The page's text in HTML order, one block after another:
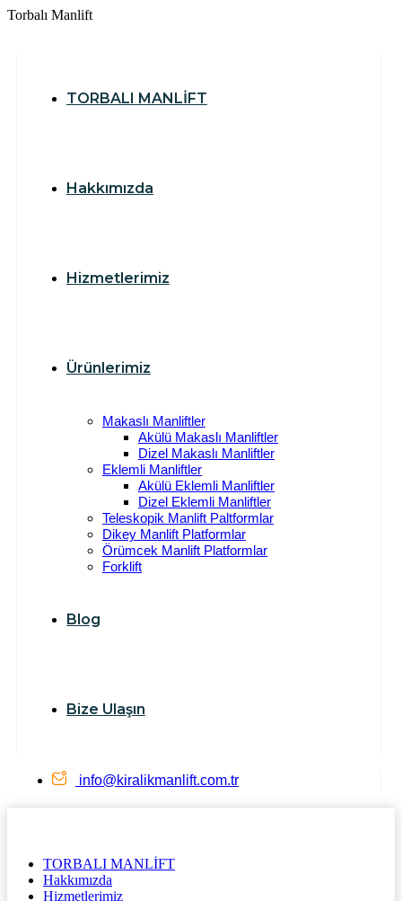
Torbalı Manlift
TORBALI MANLİFT
Hakkımızda
Hizmetlerimiz
Ürünlerimiz
Makaslı Manliftler
Akülü Makaslı Manliftler
Dizel Makaslı Manliftler
Eklemli Manliftler
Akülü Eklemli Manliftler
Dizel Eklemli Manliftler
Teleskopik Manlift Paltformlar
Dikey Manlift Platformlar
Örümcek Manlift Platformlar
Forklift
Blog
Bize Ulaşın
info@kiralikmanlift.com.tr
TORBALI MANLİFT
Hakkımızda
Hizmetlerimiz